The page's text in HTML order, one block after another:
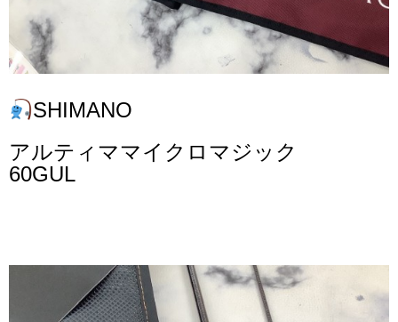
SHIMANO
アルティママイクロマジック
60GUL